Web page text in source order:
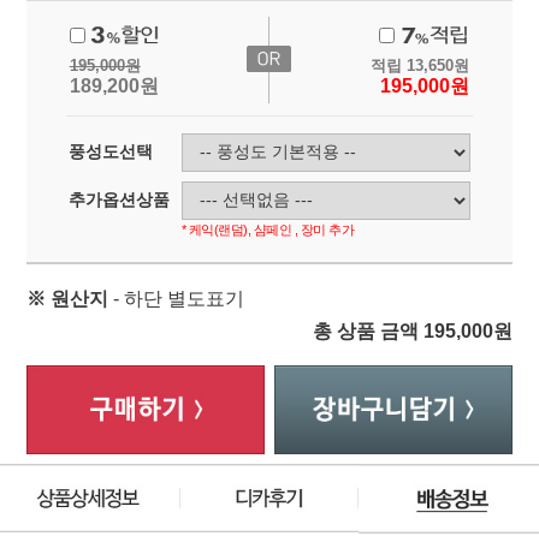
195,000원
189,200원
적립 13,650원
195,000원
풍성도선택
추가옵션상품
* 케익(랜덤), 샴페인 , 장미 추가
※ 원산지 - 하단 별도표기
총 상품 금액 195,000원